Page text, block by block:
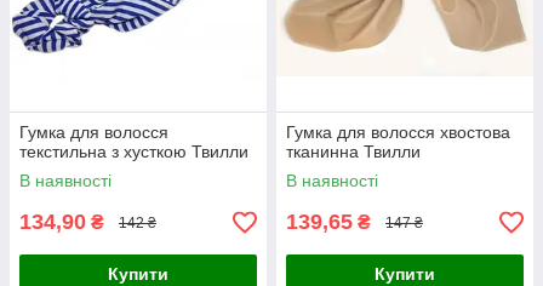
Гумка для волосся
текстильна з хусткою Твилли
В наявності
134,90 ₴ 142 ₴
Купити
Гумка для волосся хвостова
тканинна Твилли
В наявності
139,65 ₴ 147 ₴
Купити